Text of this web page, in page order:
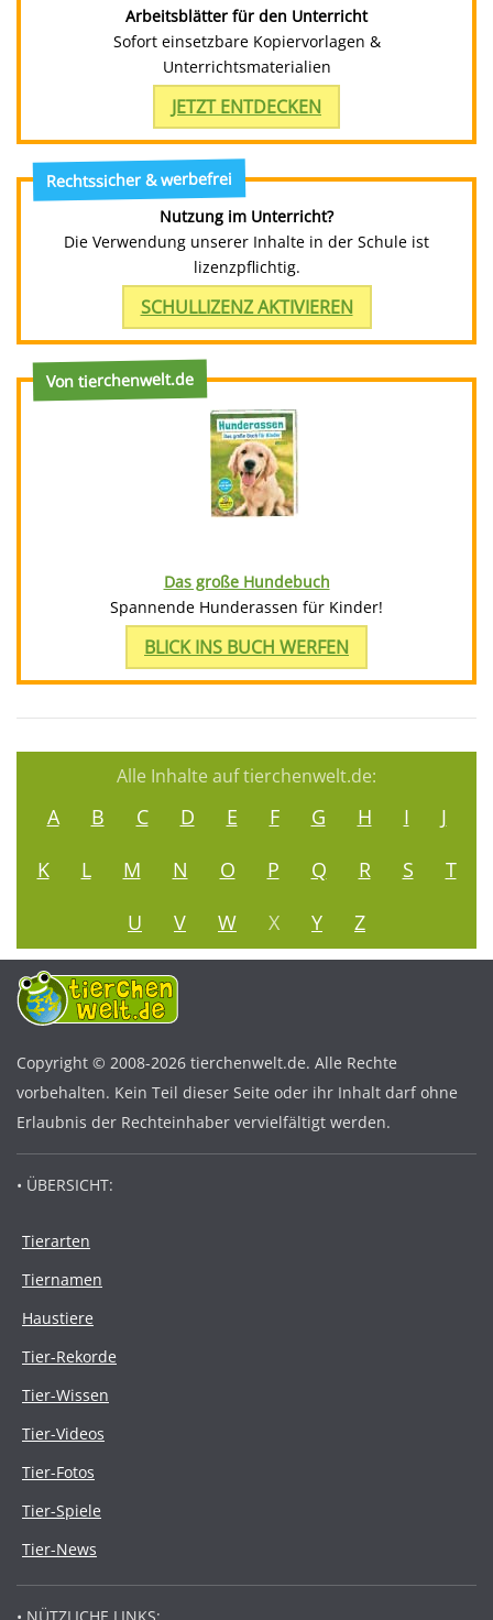
Arbeitsblätter für den Unterricht
Sofort einsetzbare Kopiervorlagen &
Unterrichtsmaterialien
JETZT ENTDECKEN
Rechtssicher & werbefrei
Nutzung im Unterricht?
Die Verwendung unserer Inhalte in der Schule ist
lizenzpflichtig.
SCHULLIZENZ AKTIVIEREN
Von tierchenwelt.de
Das große Hundebuch
Spannende Hunderassen für Kinder!
BLICK INS BUCH WERFEN
Alle Inhalte auf tierchenwelt.de:
A B C D E F G H I
J
K
L M N O P Q R S
T
U
V W X Y Z
Copyright © 2008-2026 tierchenwelt.de. Alle Rechte
vorbehalten. Kein Teil dieser Seite oder ihr Inhalt darf ohne
Erlaubnis der Rechteinhaber vervielfältigt werden.
• ÜBERSICHT:
Tierarten
Tiernamen
Haustiere
Tier-Rekorde
Tier-Wissen
Tier-Videos
Tier-Fotos
Tier-Spiele
Tier-News